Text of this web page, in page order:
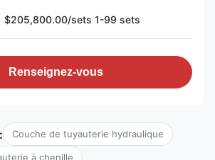
$205,800.00/sets 1-99 sets
Renseignez-vous
Couche de tuyauterie hydraulique
à chenille